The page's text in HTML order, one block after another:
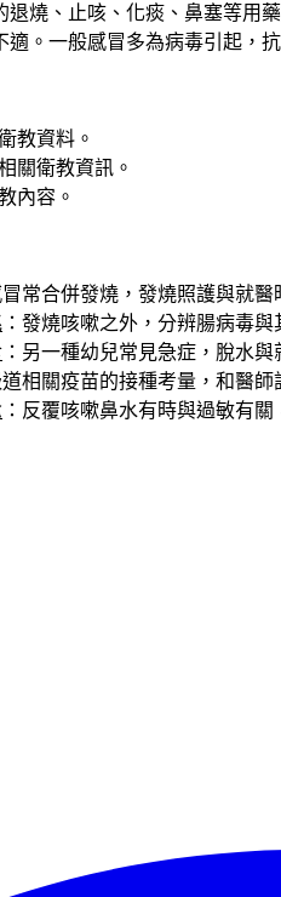
退燒、止咳、化痰、鼻塞等用
。一般感冒多為病毒引起，
教資料。
關衛教資訊。
內容。
冒常合併發燒，發燒照護與就醫
：發燒咳嗽之外，分辨腸病毒與
：另一種幼兒常見急症，脫水與
道相關疫苗的接種考量，和醫師
：反覆咳嗽鼻水有時與過敏有關